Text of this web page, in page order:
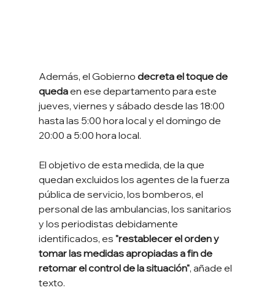
Además, el Gobierno decreta el toque de
queda en ese departamento para este
jueves, viernes y sábado desde las 18:00
hasta las 5:00 hora local y el domingo de
20:00 a 5:00 hora local.
El objetivo de esta medida, de la que
quedan excluidos los agentes de la fuerza
pública de servicio, los bomberos, el
personal de las ambulancias, los sanitarios
y los periodistas debidamente
identificados, es "restablecer el orden y
tomar las medidas apropiadas a fin de
retomar el control de la situación", añade el
texto.